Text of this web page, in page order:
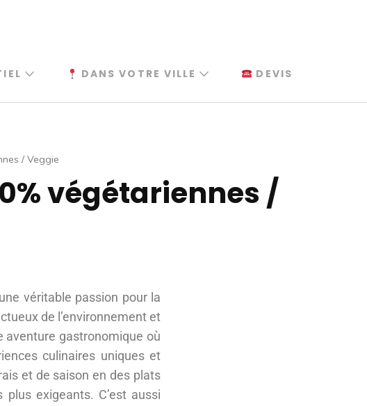
DANS VOTRE VILLE DEVIS
/ Veggie
végétariennes /
véritable passion pour la
de l’environnement et
aventure gastronomique où
culinaires uniques et
et de saison en des plats
exigeants. C’est aussi